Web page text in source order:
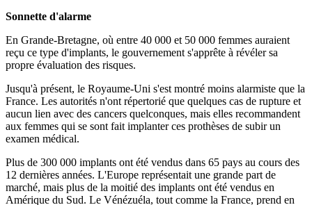
Sonnette d'alarme
En Grande-Bretagne, où entre 40 000 et 50 000 femmes auraient
reçu ce type d'implants, le gouvernement s'apprête à révéler sa
propre évaluation des risques.
Jusqu'à présent, le Royaume-Uni s'est montré moins alarmiste que la
France. Les autorités n'ont répertorié que quelques cas de rupture et
aucun lien avec des cancers quelconques, mais elles recommandent
aux femmes qui se sont fait implanter ces prothèses de subir un
examen médical.
Plus de 300 000 implants ont été vendus dans 65 pays au cours des
12 dernières années. L'Europe représentait une grande part de
marché, mais plus de la moitié des implants ont été vendus en
Amérique du Sud. Le Vénézuéla, tout comme la France, prend en